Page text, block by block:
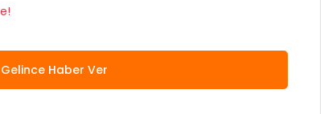
Gelince Haber Ver